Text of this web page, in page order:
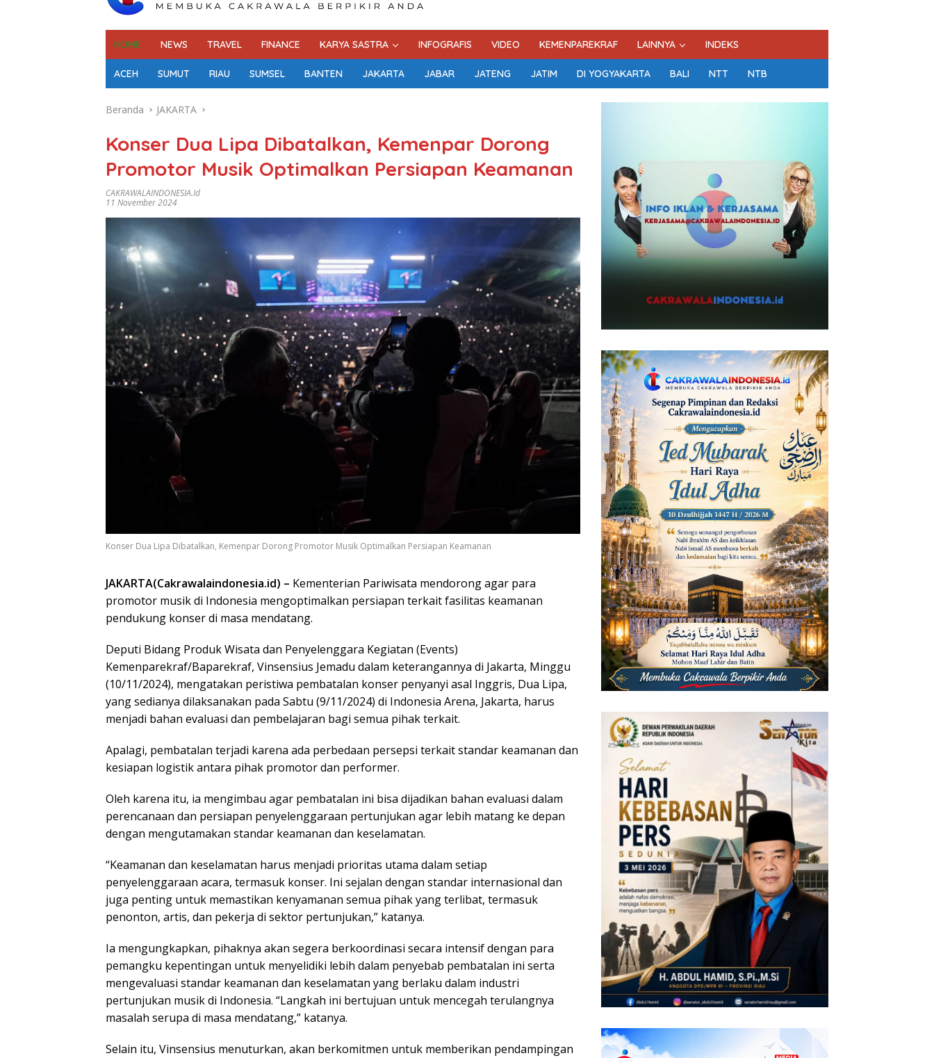
HOME NEWS TRAVEL FINANCE KARYA SASTRA INFOGRAFIS VIDEO KEMENPAREKRAF LAINNYA INDEKS
ACEH SUMUT RIAU SUMSEL BANTEN JAKARTA JABAR JATENG JATIM DI YOGYAKARTA BALI NTT NTB
Beranda JAKARTA
Konser Dua Lipa Dibatalkan, Kemenpar Dorong
Promotor Musik Optimalkan Persiapan Keamanan
CAKRAWALAINDONESIA.id
11 November 2024
Konser Dua Lipa Dibatalkan, Kemenpar Dorong Promotor Musik Optimalkan Persiapan Keamanan
JAKARTA(Cakrawalaindonesia.id) – Kementerian Pariwisata mendorong agar para
promotor musik di Indonesia mengoptimalkan persiapan terkait fasilitas keamanan
pendukung konser di masa mendatang.
Deputi Bidang Produk Wisata dan Penyelenggara Kegiatan (Events)
Kemenparekraf/Baparekraf, Vinsensius Jemadu dalam keterangannya di Jakarta, Minggu
(10/11/2024), mengatakan peristiwa pembatalan konser penyanyi asal Inggris, Dua Lipa,
yang sedianya dilaksanakan pada Sabtu (9/11/2024) di Indonesia Arena, Jakarta, harus
menjadi bahan evaluasi dan pembelajaran bagi semua pihak terkait.
Apalagi, pembatalan terjadi karena ada perbedaan persepsi terkait standar keamanan dan
kesiapan logistik antara pihak promotor dan performer.
Oleh karena itu, ia mengimbau agar pembatalan ini bisa dijadikan bahan evaluasi dalam
perencanaan dan persiapan penyelenggaraan pertunjukan agar lebih matang ke depan
dengan mengutamakan standar keamanan dan keselamatan.
“Keamanan dan keselamatan harus menjadi prioritas utama dalam setiap
penyelenggaraan acara, termasuk konser. Ini sejalan dengan standar internasional dan
juga penting untuk memastikan kenyamanan semua pihak yang terlibat, termasuk
penonton, artis, dan pekerja di sektor pertunjukan,” katanya.
Ia mengungkapkan, pihaknya akan segera berkoordinasi secara intensif dengan para
pemangku kepentingan untuk menyelidiki lebih dalam penyebab pembatalan ini serta
mengevaluasi standar keamanan dan keselamatan yang berlaku dalam industri
pertunjukan musik di Indonesia. “Langkah ini bertujuan untuk mencegah terulangnya
masalah serupa di masa mendatang,” katanya.
Selain itu, Vinsensius menuturkan, akan berkomitmen untuk memberikan pendampingan